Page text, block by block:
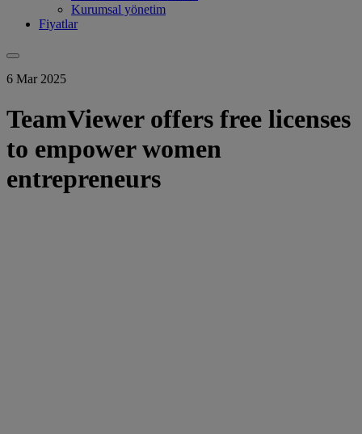
Kurumsal yönetim
Fiyatlar
6 Mar 2025
TeamViewer offers free licenses
to empower women
entrepreneurs